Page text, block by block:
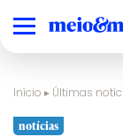
Início ▸ Últimas
notícias